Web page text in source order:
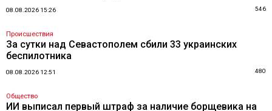
08.08.2026 15:26 546
Происшествия
За сутки над Севастополем сбили 33 украинских
беспилотника
08.08.2026 12:51 480
Общество
ИИ выписал первый штраф за наличие борщевика на